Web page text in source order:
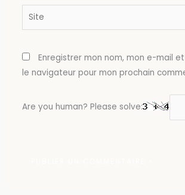
Site
Enregistrer mon nom, mon e-mail
le navigateur pour mon prochain
Are you human? Please solve: